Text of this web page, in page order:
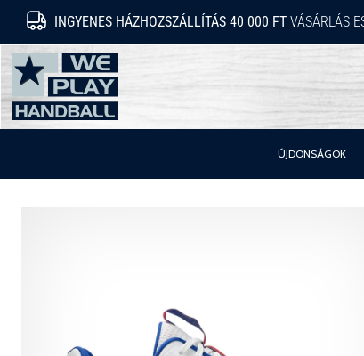
INGYENES HÁZHOZSZÁLLÍTÁS 40 000 FT VÁSÁRLÁS
WePlayHandball.hu
ÚJDONSÁGOK